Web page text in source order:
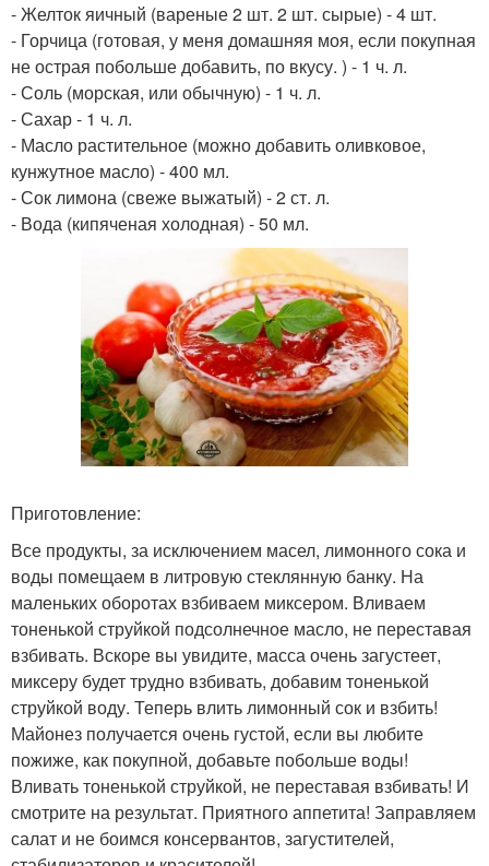
- Желток яичный (вареные 2 шт. 2 шт. сырые) - 4 шт.
- Горчица (готовая, у меня домашняя моя, если покупная
не острая побольше добавить, по вкусу. ) - 1 ч. л.
- Соль (морская, или обычную) - 1 ч. л.
- Сахар - 1 ч. л.
- Масло растительное (можно добавить оливковое,
кунжутное масло) - 400 мл.
- Сок лимона (свеже выжатый) - 2 ст. л.
- Вода (кипяченая холодная) - 50 мл.
Приготовление:
Все продукты, за исключением масел, лимонного сока и
воды помещаем в литровую стеклянную банку. На
маленьких оборотах взбиваем миксером. Вливаем
тоненькой струйкой подсолнечное масло, не переставая
взбивать. Вскоре вы увидите, масса очень загустеет,
миксеру будет трудно взбивать, добавим тоненькой
струйкой воду. Теперь влить лимонный сок и взбить!
Майонез получается очень густой, если вы любите
пожиже, как покупной, добавьте побольше воды!
Вливать тоненькой струйкой, не переставая взбивать! И
смотрите на результат. Приятного аппетита! Заправляем
салат и не боимся консервантов, загустителей,